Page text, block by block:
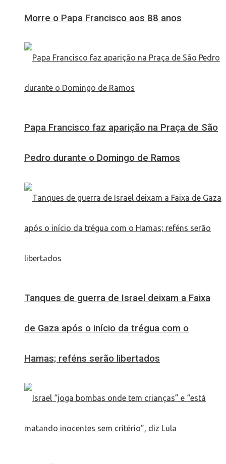
Morre o Papa Francisco aos 88 anos
Papa Francisco faz aparição na Praça de São
Pedro durante o Domingo de Ramos
Tanques de guerra de Israel deixam a Faixa
de Gaza após o início da trégua com o
Hamas; reféns serão libertados